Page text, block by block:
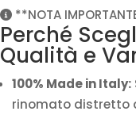
**NOTA
Perché
Qualità e
100% Made in Italy:
rinomato distretto